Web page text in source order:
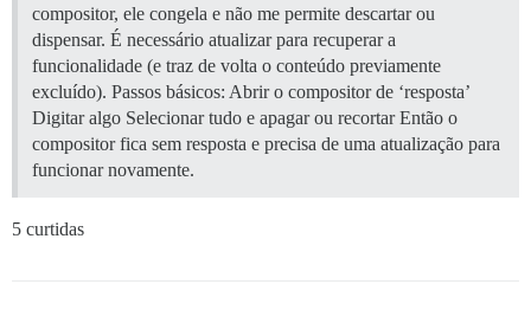
compositor, ele congela e não me permite descartar ou
dispensar. É necessário atualizar para recuperar a
funcionalidade (e traz de volta o conteúdo previamente
excluído). Passos básicos: Abrir o compositor de ‘resposta’
Digitar algo Selecionar tudo e apagar ou recortar Então o
compositor fica sem resposta e precisa de uma atualização para
funcionar novamente.
5 curtidas